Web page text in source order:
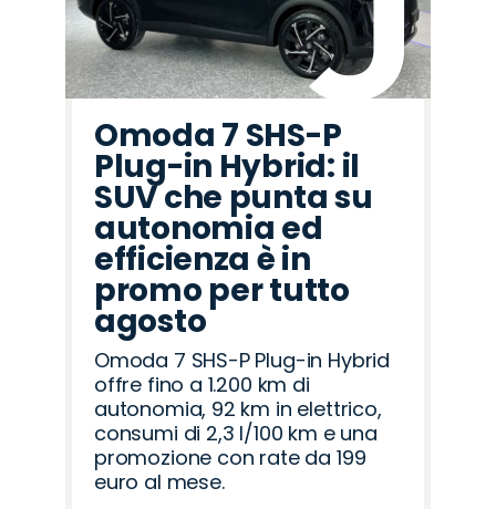
Omoda 7 SHS-P
Plug-in Hybrid: il
SUV che punta su
autonomia ed
efficienza è in
promo per tutto
agosto
Omoda 7 SHS-P Plug-in Hybrid
offre fino a 1.200 km di
autonomia, 92 km in elettrico,
consumi di 2,3 l/100 km e una
promozione con rate da 199
euro al mese.